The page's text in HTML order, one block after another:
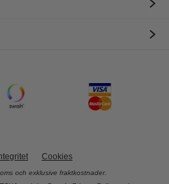
Cookies
och exklusive fraktkostnader.